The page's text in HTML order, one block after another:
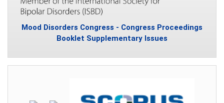
Mood Disorders Congress - Congress Proceedings
Booklet Supplementary Issues